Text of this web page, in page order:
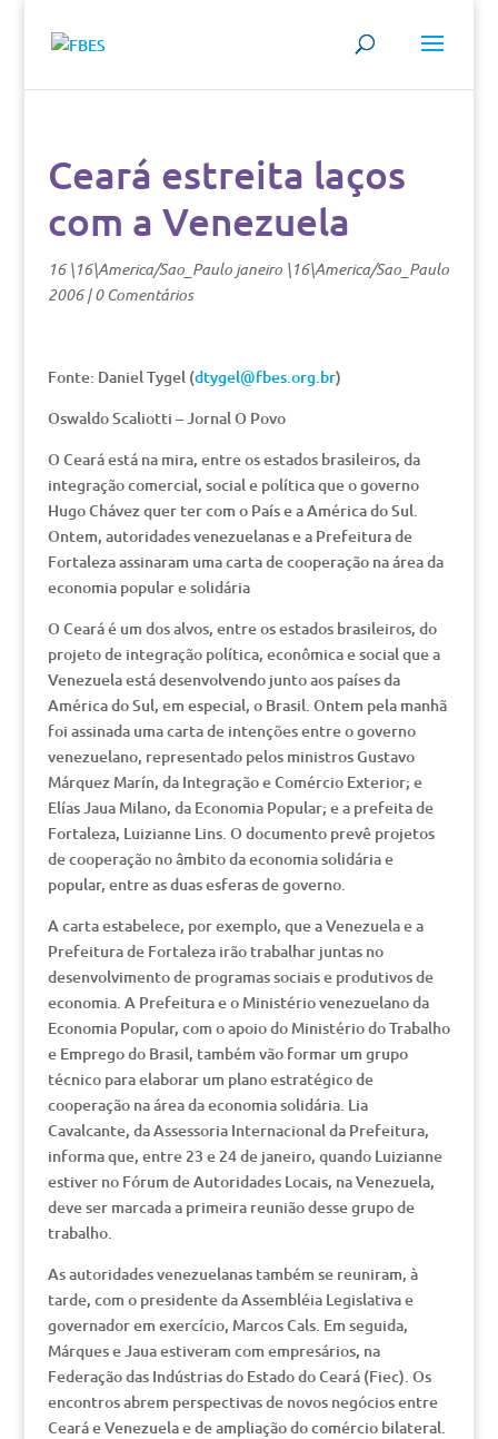
Ceará estreita laços
com a Venezuela
16 \16\America/Sao_Paulo janeiro \16\America/Sao_Paulo
2006|0 Comentários
Fonte: Daniel Tygel (dtygel@fbes.org.br)
Oswaldo Scaliotti – Jornal O Povo
O Ceará está na mira, entre os estados brasileiros, da
integração comercial, social e política que o governo
Hugo Chávez quer ter com o País e a América do Sul.
Ontem, autoridades venezuelanas e a Prefeitura de
Fortaleza assinaram uma carta de cooperação na área da
economia popular e solidária
O Ceará é um dos alvos, entre os estados brasileiros, do
projeto de integração política, econômica e social que a
Venezuela está desenvolvendo junto aos países da
América do Sul, em especial, o Brasil. Ontem pela manhã
foi assinada uma carta de intenções entre o governo
venezuelano, representado pelos ministros Gustavo
Márquez Marín, da Integração e Comércio Exterior; e
Elías Jaua Milano, da Economia Popular; e a prefeita de
Fortaleza, Luizianne Lins. O documento prevê projetos
de cooperação no âmbito da economia solidária e
popular, entre as duas esferas de governo.
A carta estabelece, por exemplo, que a Venezuela e a
Prefeitura de Fortaleza irão trabalhar juntas no
desenvolvimento de programas sociais e produtivos de
economia. A Prefeitura e o Ministério venezuelano da
Economia Popular, com o apoio do Ministério do Trabalho
e Emprego do Brasil, também vão formar um grupo
técnico para elaborar um plano estratégico de
cooperação na área da economia solidária. Lia
Cavalcante, da Assessoria Internacional da Prefeitura,
informa que, entre 23 e 24 de janeiro, quando Luizianne
estiver no Fórum de Autoridades Locais, na Venezuela,
deve ser marcada a primeira reunião desse grupo de
trabalho.
As autoridades venezuelanas também se reuniram, à
tarde, com o presidente da Assembléia Legislativa e
governador em exercício, Marcos Cals. Em seguida,
Márques e Jaua estiveram com empresários, na
Federação das Indústrias do Estado do Ceará (Fiec). Os
encontros abrem perspectivas de novos negócios entre
Ceará e Venezuela e de ampliação do comércio bilateral.